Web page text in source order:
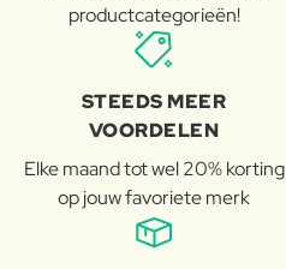
productcategorieën!
STEEDS MEER
VOORDELEN
Elke maand tot wel 20% korting
op jouw favoriete merk